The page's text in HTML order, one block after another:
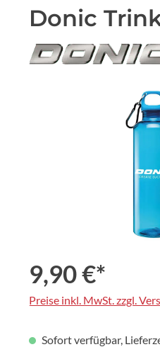
Donic
Bildergalerie überspringen
9,90 €*
Preise inkl. MwSt. zzgl.
Sofort verfügbar,